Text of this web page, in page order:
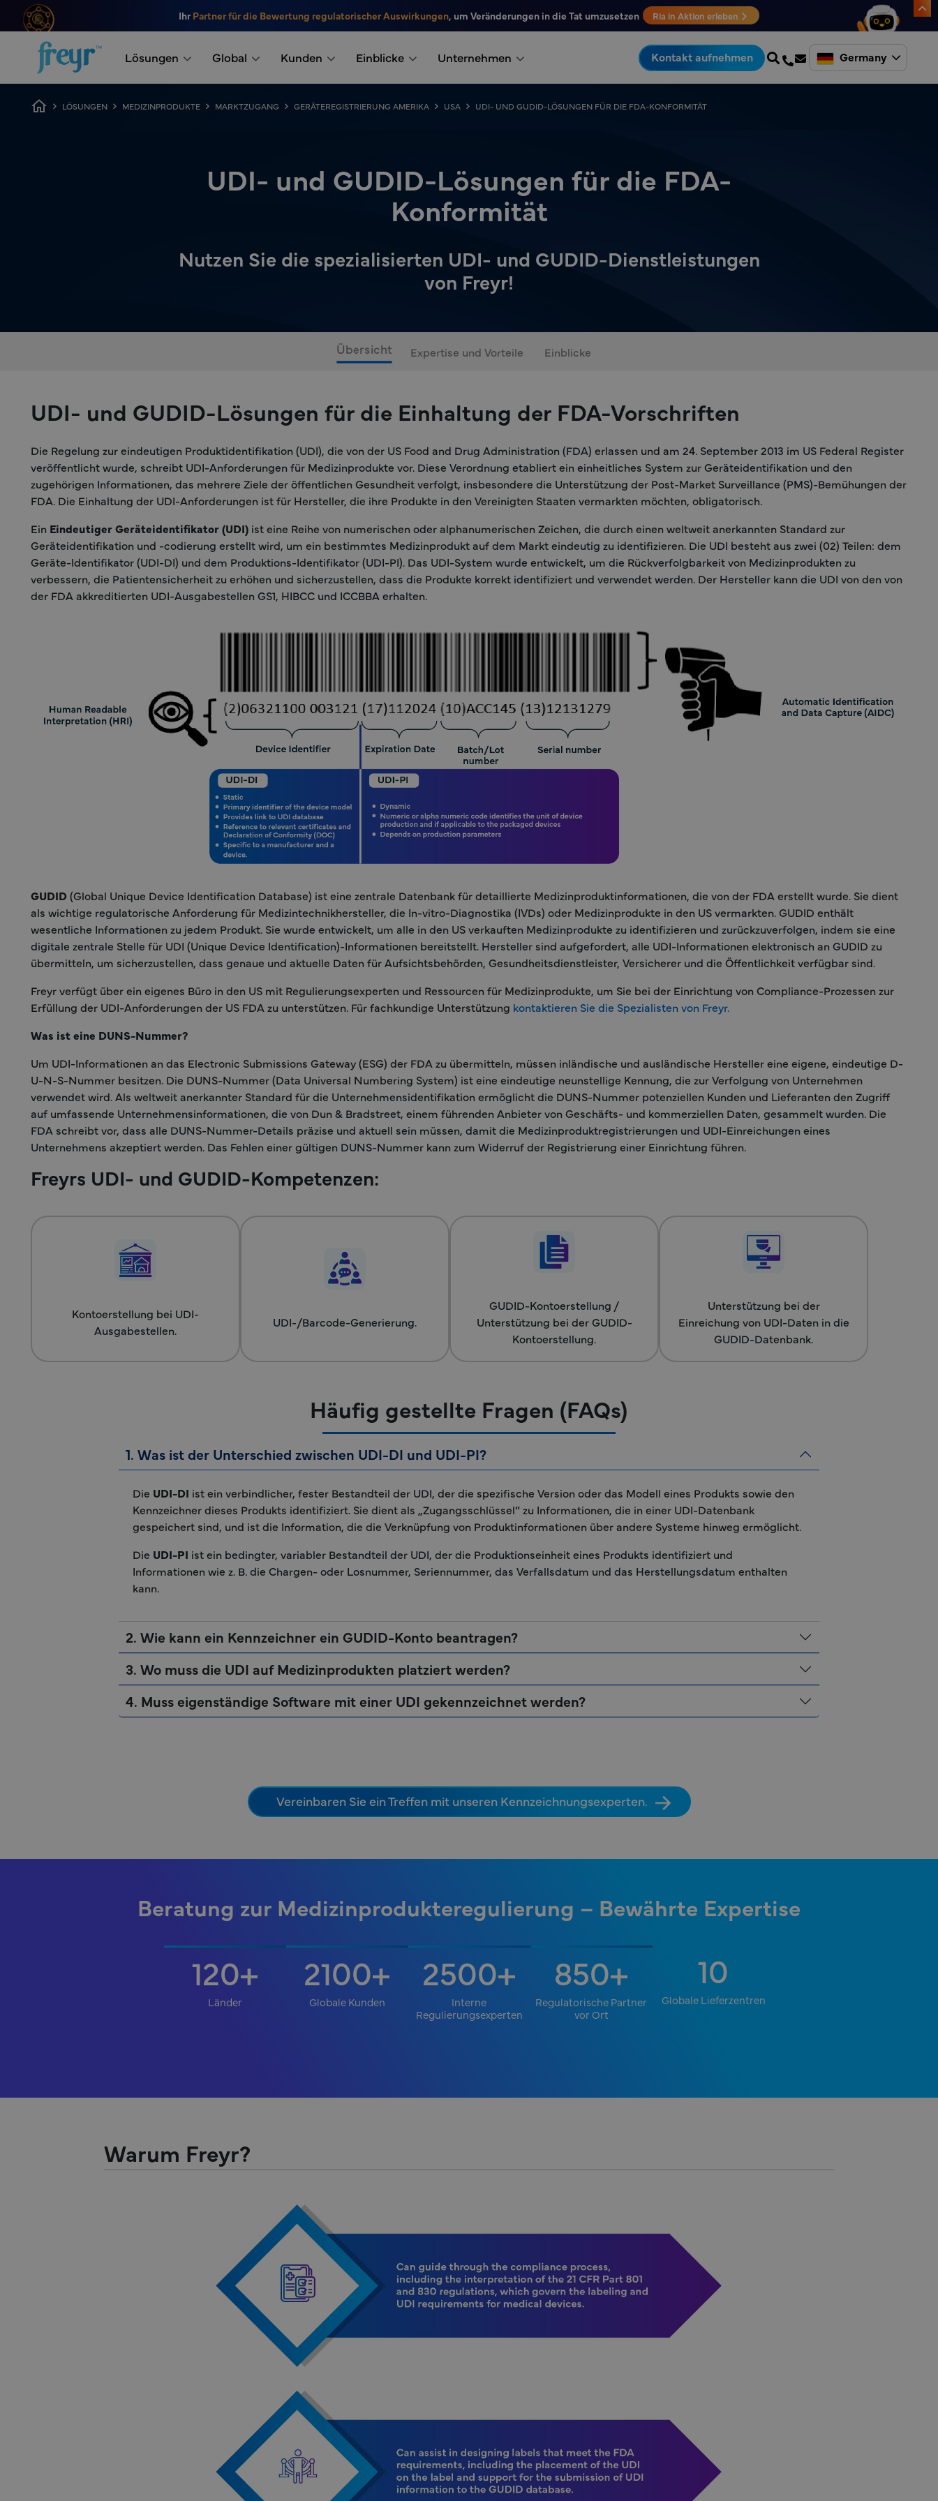
Zum Hauptinhalt springen IhrPartner für die Bewertung regulatorischer Auswirkungen, um Veränderungen in die Tat umzusetzen Ria in Aktion erleben
Lösungen Global Kunden Einblicke Unternehmen Kontakt aufnehmen Germany
Breadcrumb
LÖSUNGEN MEDIZINPRODUKTE MARKTZUGANG GERÄTEREGISTRIERUNG AMERIKA USA UDI- UND GUDID-LÖSUNGEN FÜR DIE FDA-KONFORMITÄT
UDI- und GUDID-Lösungen für die FDA-
Konformität
Nutzen Sie die spezialisierten UDI- und GUDID-Dienstleistungen
von Freyr!
Übersicht Expertise und Vorteile Einblicke
UDI- und GUDID-Lösungen für die Einhaltung der FDA-Vorschriften
Die Regelung zur eindeutigen Produktidentifikation (UDI), die von der US Food and Drug Administration (FDA) erlassen und am 24. September 2013 im US Federal Register
veröffentlicht wurde, schreibt UDI-Anforderungen für Medizinprodukte vor. Diese Verordnung etabliert ein einheitliches System zur Geräteidentifikation und den
zugehörigen Informationen, das mehrere Ziele der öffentlichen Gesundheit verfolgt, insbesondere die Unterstützung der Post-Market Surveillance (PMS)-Bemühungen der
FDA. Die Einhaltung der UDI-Anforderungen ist für Hersteller, die ihre Produkte in den Vereinigten Staaten vermarkten möchten, obligatorisch.
Ein Eindeutiger Geräteidentifikator (UDI) ist eine Reihe von numerischen oder alphanumerischen Zeichen, die durch einen weltweit anerkannten Standard zur
Geräteidentifikation und -codierung erstellt wird, um ein bestimmtes Medizinprodukt auf dem Markt eindeutig zu identifizieren. Die UDI besteht aus zwei (02) Teilen: dem
Geräte-Identifikator (UDI-DI) und dem Produktions-Identifikator (UDI-PI). Das UDI-System wurde entwickelt, um die Rückverfolgbarkeit von Medizinprodukten zu
verbessern, die Patientensicherheit zu erhöhen und sicherzustellen, dass die Produkte korrekt identifiziert und verwendet werden. Der Hersteller kann die UDI von den von
der FDA akkreditierten UDI-Ausgabestellen GS1, HIBCC und ICCBBA erhalten.
GUDID(Global Unique Device Identification Database) ist eine zentrale Datenbank für detaillierte Medizinproduktinformationen, die von der FDA erstellt wurde. Sie dient
als wichtige regulatorische Anforderung für Medizintechnikhersteller, die In-vitro-Diagnostika (IVDs) oder Medizinprodukte in den US vermarkten. GUDID enthält
wesentliche Informationen zu jedem Produkt. Sie wurde entwickelt, um alle in den US verkauften Medizinprodukte zu identifizieren und zurückzuverfolgen, indem sie eine
digitale zentrale Stelle für UDI (Unique Device Identification)-Informationen bereitstellt. Hersteller sind aufgefordert, alle UDI-Informationen elektronisch an GUDID zu
übermitteln, um sicherzustellen, dass genaue und aktuelle Daten für Aufsichtsbehörden, Gesundheitsdienstleister, Versicherer und die Öffentlichkeit verfügbar sind.
Freyr verfügt über ein eigenes Büro in den US mit Regulierungsexperten und Ressourcen für Medizinprodukte, um Sie bei der Einrichtung von Compliance-Prozessen zur
Erfüllung der UDI-Anforderungen der US FDA zu unterstützen. Für fachkundige Unterstützung kontaktieren Sie die Spezialisten von Freyr.
Was ist eine DUNS-Nummer?
Um UDI-Informationen an das Electronic Submissions Gateway (ESG) der FDA zu übermitteln, müssen inländische und ausländische Hersteller eine eigene, eindeutige D-
U-N-S-Nummer besitzen. Die DUNS-Nummer (Data Universal Numbering System) ist eine eindeutige neunstellige Kennung, die zur Verfolgung von Unternehmen
verwendet wird. Als weltweit anerkannter Standard für die Unternehmensidentifikation ermöglicht die DUNS-Nummer potenziellen Kunden und Lieferanten den Zugriff
auf umfassende Unternehmensinformationen, die von Dun & Bradstreet, einem führenden Anbieter von Geschäfts- und kommerziellen Daten, gesammelt wurden. Die
FDA schreibt vor, dass alle DUNS-Nummer-Details präzise und aktuell sein müssen, damit die Medizinproduktregistrierungen und UDI-Einreichungen eines
Unternehmens akzeptiert werden. Das Fehlen einer gültigen DUNS-Nummer kann zum Widerruf der Registrierung einer Einrichtung führen.
Freyrs UDI- und GUDID-Kompetenzen:
Kontoerstellung bei UDI-
Ausgabestellen.
UDI-/Barcode-Generierung.
GUDID-Kontoerstellung /
Unterstützung bei der GUDID-
Kontoerstellung.
Unterstützung bei der
Einreichung von UDI-Daten in die
GUDID-Datenbank.
Häufig gestellte Fragen (FAQs)
1. Was ist der Unterschied zwischen UDI-DI und UDI-PI?
Die UDI-DI ist ein verbindlicher, fester Bestandteil der UDI, der die spezifische Version oder das Modell eines Produkts sowie den
Kennzeichner dieses Produkts identifiziert. Sie dient als „Zugangsschlüssel“ zu Informationen, die in einer UDI-Datenbank
gespeichert sind, und ist die Information, die die Verknüpfung von Produktinformationen über andere Systeme hinweg ermöglicht.
Die UDI-PI ist ein bedingter, variabler Bestandteil der UDI, der die Produktionseinheit eines Produkts identifiziert und
Informationen wie z. B. die Chargen- oder Losnummer, Seriennummer, das Verfallsdatum und das Herstellungsdatum enthalten
kann.
2. Wie kann ein Kennzeichner ein GUDID-Konto beantragen?
3. Wo muss die UDI auf Medizinprodukten platziert werden?
4. Muss eigenständige Software mit einer UDI gekennzeichnet werden?
Vereinbaren Sie ein Treffen mit unseren Kennzeichnungsexperten.
Beratung zur Medizinprodukteregulierung – Bewährte Expertise
120+
Länder
2100+
Globale Kunden
2500+
Interne
Regulierungsexperten
850+
Regulatorische Partner
vor Ort
10
Globale Lieferzentren
Warum Freyr?